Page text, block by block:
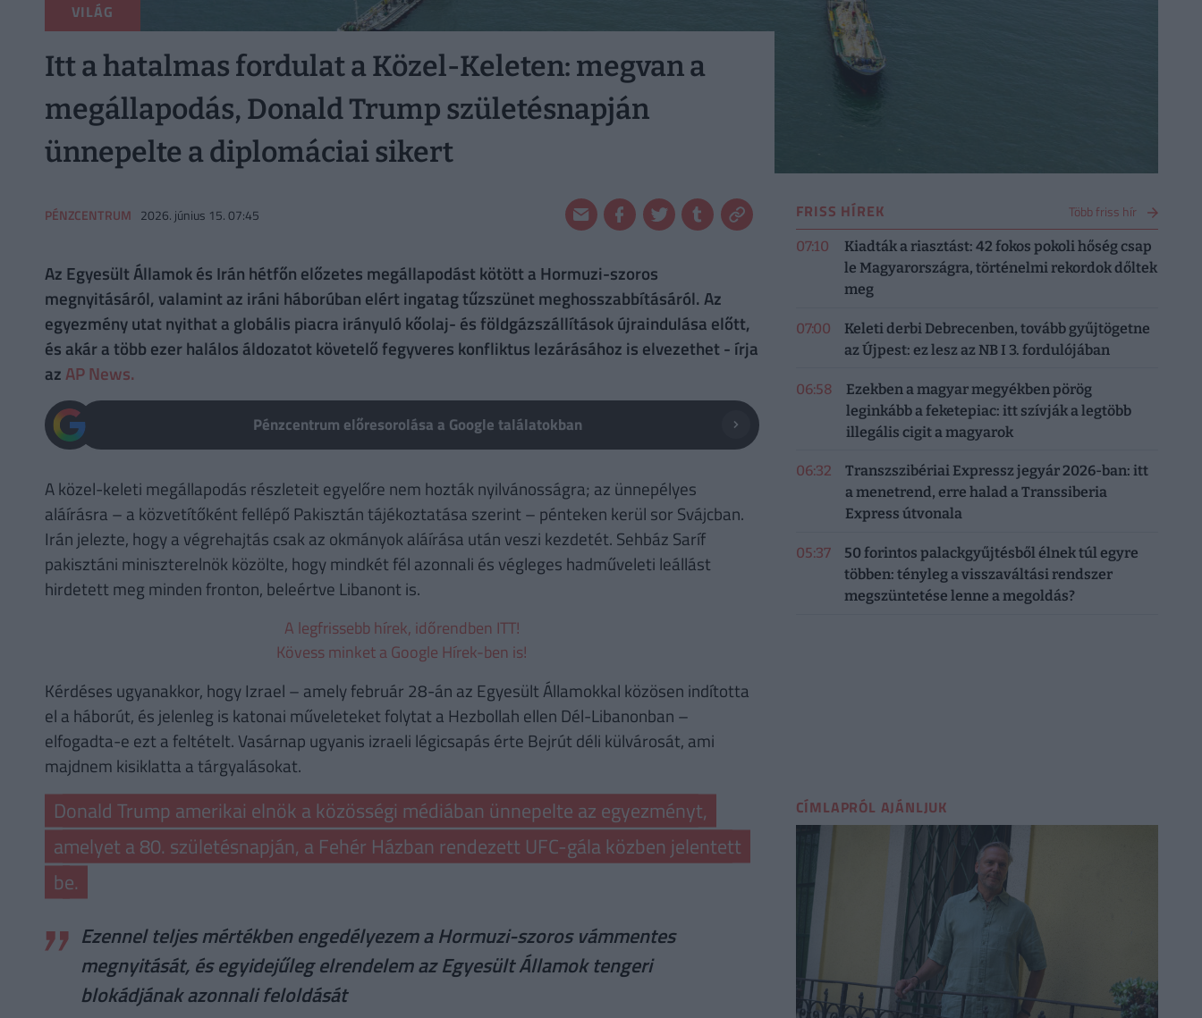
VILÁG
Itt a hatalmas fordulat a Közel-Keleten: megvan a
megállapodás, Donald Trump születésnapján
ünnepelte a diplomáciai sikert
PÉNZCENTRUM 2026. június 15. 07:45
Az Egyesült Államok és Irán hétfőn előzetes megállapodást kötött a Hormuzi-szoros
megnyitásáról, valamint az iráni háborúban elért ingatag tűzszünet meghosszabbításáról. Az
egyezmény utat nyithat a globális piacra irányuló kőolaj- és földgázszállítások újraindulása előtt,
és akár a több ezer halálos áldozatot követelő fegyveres konfliktus lezárásához is elvezethet - írja
az AP News.
Pénzcentrum előresorolása a Google találatokban
A közel-keleti megállapodás részleteit egyelőre nem hozták nyilvánosságra; az ünnepélyes
aláírásra – a közvetítőként fellépő Pakisztán tájékoztatása szerint – pénteken kerül sor Svájcban.
Irán jelezte, hogy a végrehajtás csak az okmányok aláírása után veszi kezdetét. Sehbáz Saríf
pakisztáni miniszterelnök közölte, hogy mindkét fél azonnali és végleges hadműveleti leállást
hirdetett meg minden fronton, beleértve Libanont is.
A legfrissebb hírek, időrendben ITT!
Kövess minket a Google Hírek-ben is!
Kérdéses ugyanakkor, hogy Izrael – amely február 28-án az Egyesült Államokkal közösen indította
el a háborút, és jelenleg is katonai műveleteket folytat a Hezbollah ellen Dél-Libanonban –
elfogadta-e ezt a feltételt. Vasárnap ugyanis izraeli légicsapás érte Bejrút déli külvárosát, ami
majdnem kisiklatta a tárgyalásokat.
Donald Trump amerikai elnök a közösségi médiában ünnepelte az egyezményt,
amelyet a 80. születésnapján, a Fehér Házban rendezett UFC-gála közben jelentett
be.
Ezennel teljes mértékben engedélyezem a Hormuzi-szoros vámmentes
megnyitását, és egyidejűleg elrendelem az Egyesült Államok tengeri
blokádjának azonnali feloldását
FRISS HÍREK Több friss hír
07:10
Kiadták a riasztást: 42 fokos pokoli hőség csap
le Magyarországra, történelmi rekordok dőltek
meg
07:00
Keleti derbi Debrecenben, tovább gyűjtögetne
az Újpest: ez lesz az NB I 3. fordulójában
06:58
Ezekben a magyar megyékben pörög
leginkább a feketepiac: itt szívják a legtöbb
illegális cigit a magyarok
06:32
Transzszibériai Expressz jegyár 2026-ban: itt
a menetrend, erre halad a Transsiberia
Express útvonala
05:37
50 forintos palackgyűjtésből élnek túl egyre
többen: tényleg a visszaváltási rendszer
megszüntetése lenne a megoldás?
CÍMLAPRÓL AJÁNLJUK